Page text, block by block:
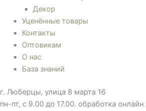
Декор
Уценённые товары
Контакты
Оптовикам
О нас
База знаний
г. Люберцы, улица 8 марта 16
пн-пт, с 9.00 до 17.00. обработка